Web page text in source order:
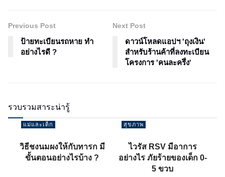
Previous Post
ป้ายทะเบียนรถหาย ทำ
อย่างไรดี ?
Next Post
ดาวน์โหลดแอปฯ 'ถุงเงิน'
สำหรับร้านค้าที่ลงทะเบียน
โครงการ 'คนละครึ่ง'
รวบรวมสาระน่ารู้
แม่และเด็ก
วิธีชงนมผงให้กับทารก มี
ขั้นตอนอย่างไรบ้าง ?
สุขภาพ
ไวรัส RSV มีอาการ
อย่างไร ภัยร้ายของเด็ก 0-
5 ขวบ